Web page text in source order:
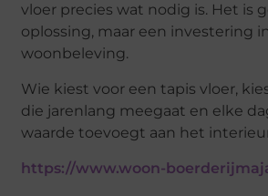
vloer precies wat nodig is. Het is
oplossing, maar een investering
woonbeleving.
Wie kiest voor een tapis vloer,
die jarenlang meegaat en elke
waarde toevoegt aan het
https://www.woon-